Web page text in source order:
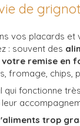
de
vos placards et
: souvent des
remise en
fromage, chips,
qui fonctionne
trop